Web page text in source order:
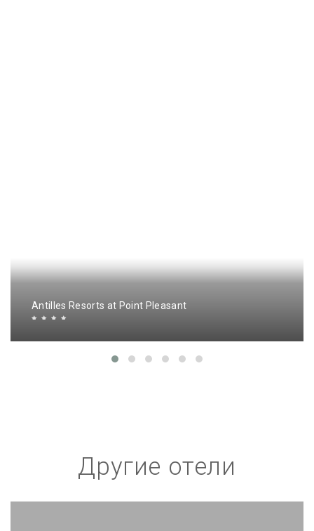
Antilles Resorts at Point Pleasant
Другие отели